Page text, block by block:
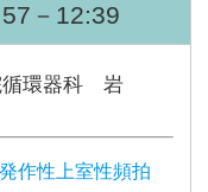
－12:39
循環器科 岩
作性上室性頻拍